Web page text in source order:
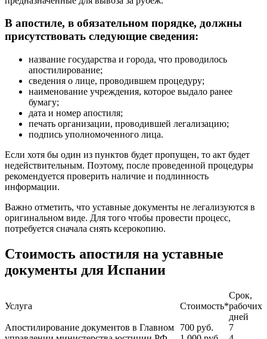
В апостиле, в обязательном порядке, должны
присутствовать следующие сведения:
название государства и города, что проводилось
апостилирование;
сведения о лице, проводившем процедуру;
наименование учреждения, которое выдало ранее
бумагу;
дата и номер апостиля;
печать организации, проводившей легализацию;
подпись уполномоченного лица.
Если хотя бы один из пунктов будет пропущен, то акт будет
недействительным. Поэтому, после проведенной процедуры
рекомендуется проверить наличие и подлинность
информации.
Важно отметить, что уставные документы не легализуются в
оригинальном виде. Для того чтобы провести процесс,
потребуется сначала снять ксерокопию.
Стоимость апостиля на уставные
документы для Испании
Услуга Стоимость*
Срок,
рабочих
дней
Апостилирование документов в Главном
700 руб.
7